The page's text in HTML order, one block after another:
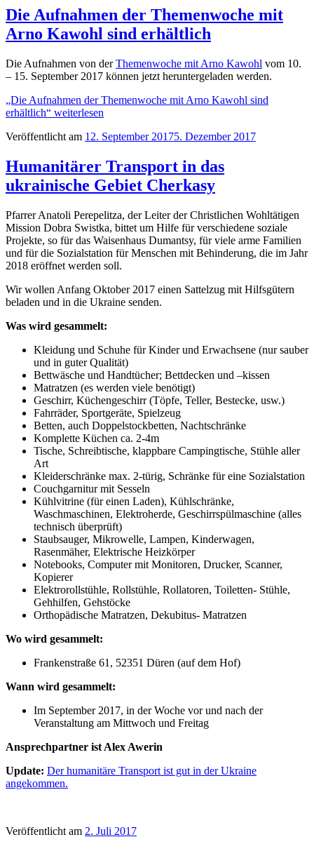
Die Aufnahmen der Themenwoche mit
Arno Kawohl sind erhältlich
Die Aufnahmen von derThemenwoche mit Arno Kawohl vom 10.
– 15. September 2017 können jetzt heruntergeladen werden.
„Die Aufnahmen der Themenwoche mit Arno Kawohl sind
erhältlich“ weiterlesen
Veröffentlicht am 12. September 20175. Dezember 2017
Humanitärer Transport in das
ukrainische Gebiet Cherkasy
Pfarrer Anatoli Perepelitza, der Leiter der Christlichen Wohltätigen
Mission Dobra Swistka, bittet um Hilfe für verschiedene soziale
Projekte, so für das Waisenhaus Dumantsy, für viele arme Familien
und für die Sozialstation für Menschen mit Behinderung, die im Jahr
2018 eröffnet werden soll.
Wir wollen Anfang Oktober 2017 einen Sattelzug mit Hilfsgütern
beladen und in die Ukraine senden.
Was wird gesammelt:
Kleidung und Schuhe für Kinder und Erwachsene (nur sauber
und in guter Qualität)
Bettwäsche und Handtücher; Bettdecken und –kissen
Matratzen (es werden viele benötigt)
Geschirr, Küchengeschirr (Töpfe, Teller, Bestecke, usw.)
Fahrräder, Sportgeräte, Spielzeug
Betten, auch Doppelstockbetten, Nachtschränke
Komplette Küchen ca. 2-4m
Tische, Schreibtische, klappbare Campingtische, Stühle aller
Art
Kleiderschränke max. 2-türig, Schränke für eine Sozialstation
Couchgarnitur mit Sesseln
Kühlvitrine (für einen Laden), Kühlschränke,
Waschmaschinen, Elektroherde, Geschirrspülmaschine (alles
technisch überprüft)
Staubsauger, Mikrowelle, Lampen, Kinderwagen,
Rasenmäher, Elektrische Heizkörper
Notebooks, Computer mit Monitoren, Drucker, Scanner,
Kopierer
Elektrorollstühle, Rollstühle, Rollatoren, Toiletten- Stühle,
Gehhilfen, Gehstöcke
Orthopädische Matratzen, Dekubitus- Matratzen
Wo wird gesammelt:
Frankenstraße 61, 52351 Düren (auf dem Hof)
Wann wird gesammelt:
Im September 2017, in der Woche vor und nach der
Veranstaltung am Mittwoch und Freitag
Ansprechpartner ist Alex Awerin
Update: Der humanitäre Transport ist gut in der Ukraine
angekommen.
Veröffentlicht am 2. Juli 2017